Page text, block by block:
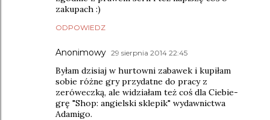
zakupach :)
ODPOWIEDZ
Anonimowy 29 sierpnia 2014 22:45
Byłam dzisiaj w hurtowni zabawek i kupiłam
sobie różne gry przydatne do pracy z
zeróweczką, ale widziałam też coś dla Ciebie-
grę "Shop: angielski sklepik" wydawnictwa
Adamigo.